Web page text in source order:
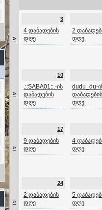
»
3
4 დაბადების
დღე
2
დღე
»
10
.::SABA01::.-ის
დაბადების
დღე
dudu_du-
დაბადების
დღე
»
17
9 დაბადების
დღე
4
დღე
»
24
2 დაბადების
დღე
5
დღე